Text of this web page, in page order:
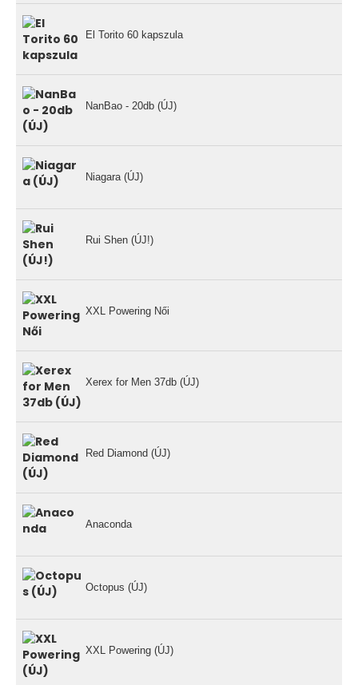
El Torito 60 kapszula
NanBao - 20db (ÚJ)
Niagara (ÚJ)
Rui Shen (ÚJ!)
XXL Powering Női
Xerex for Men 37db (ÚJ)
Red Diamond (ÚJ)
Anaconda
Octopus (ÚJ)
XXL Powering (ÚJ)